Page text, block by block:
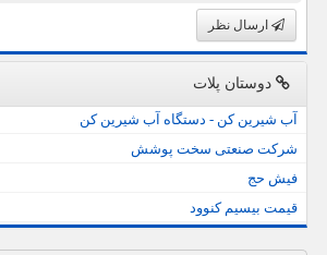
ارسال نظر
دوستان پلات
آب شیرین کن - دستگاه آب شیرین کن
شرکت صنعتی سخت پوشش
فیش حج
قیمت بیسیم کنوود